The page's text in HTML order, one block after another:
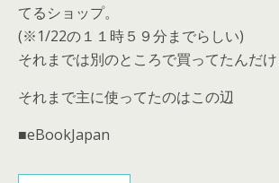
てるショップ。
(※1/22の１１時５９分までらしい)
それまでは別のところで買ってたんだ
それまで主に使ってたのはこの辺
■eBookJapan